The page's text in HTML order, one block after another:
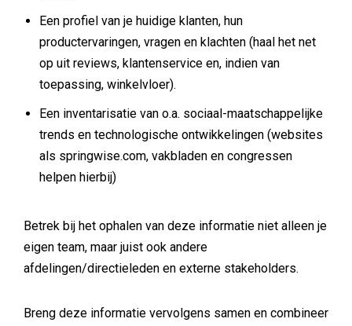
Een profiel van je huidige klanten, hun
productervaringen, vragen en klachten (haal het net
op uit reviews, klantenservice en, indien van
toepassing, winkelvloer).
Een inventarisatie van o.a. sociaal-maatschappelijke
trends en technologische ontwikkelingen (websites
als springwise.com, vakbladen en congressen
helpen hierbij)
Betrek bij het ophalen van deze informatie niet alleen je
eigen team, maar juist ook andere
afdelingen/directieleden en externe stakeholders.
Breng deze informatie vervolgens samen en combineer